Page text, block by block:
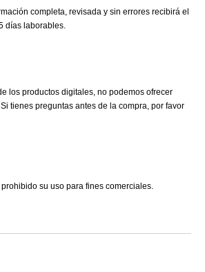
completa, revisada y sin errores recibirá el
días laborables.
los productos digitales, no podemos ofrecer
tienes preguntas antes de la compra, por favor
su uso para fines comerciales.